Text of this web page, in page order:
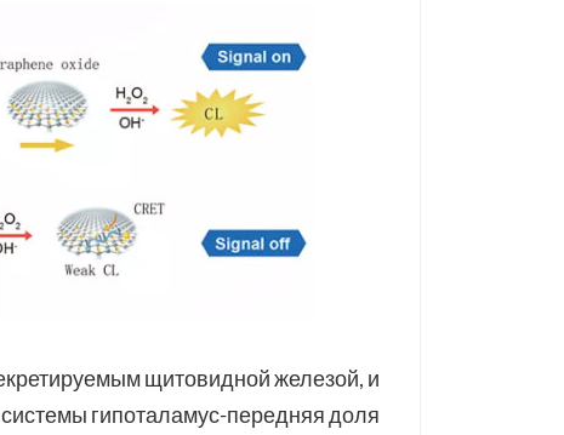
щитовидной железой, и
гипоталамус-передняя доля